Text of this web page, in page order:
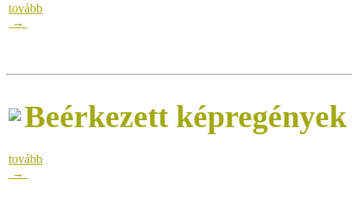
tovább
→
Beérkezett
tovább
→